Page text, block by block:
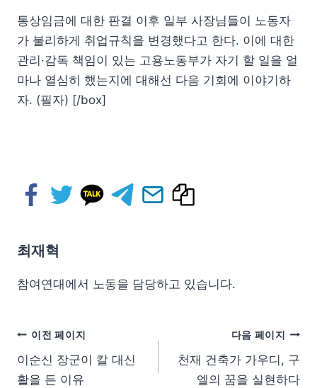
통상임금에 대한 판결 이후 일부 사장님들이 노동자
가 불리하게 취업규칙을 변경했다고 한다. 이에 대한
관리·감독 책임이 있는 고용노동부가 자기 할 일을 얼
마나 열심히 했는지에 대해선 다음 기회에 이야기하
자. (필자) [/box]
최재혁
참여연대에서 노동을 담당하고 있습니다.
이전 페이지
이순신 장군이 칼 대신
활을 든 이유
다음 페이지
천재 건축가 가우디, 구
엘의 꿈을 실현하다